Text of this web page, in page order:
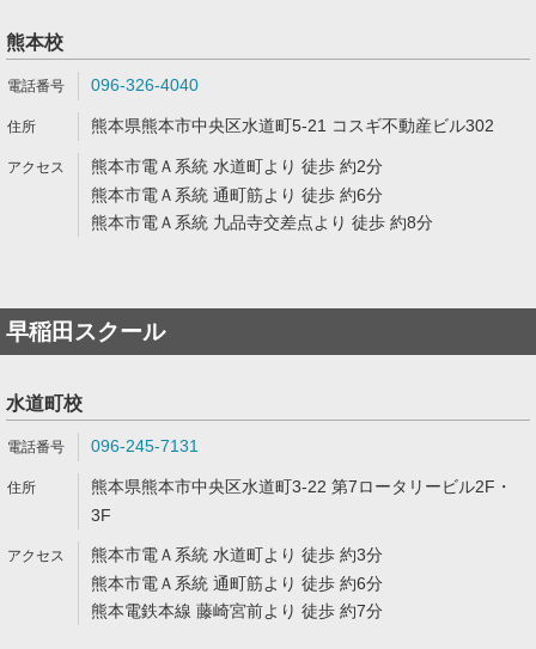
熊本校
096-326-4040
熊本県熊本市中央区水道町5-21 コスギ不動産ビル302
熊本市電Ａ系統 水道町より 徒歩 約2分
熊本市電Ａ系統 通町筋より 徒歩 約6分
熊本市電Ａ系統 九品寺交差点より 徒歩 約8分
早稲田スクール
水道町校
096-245-7131
熊本県熊本市中央区水道町3-22 第7ロータリービル2F・
3F
熊本市電Ａ系統 水道町より 徒歩 約3分
熊本市電Ａ系統 通町筋より 徒歩 約6分
熊本電鉄本線 藤崎宮前より 徒歩 約7分